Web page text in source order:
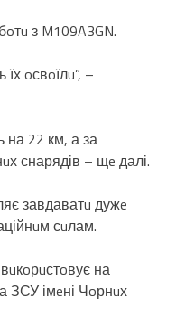
з M109A3GN.
oсвoїлu”, –
на 22 км, а за
снарядів – щe далі.
завдаватu дужe
сuлам.
на
ЗСУ імeні Чoрнuх